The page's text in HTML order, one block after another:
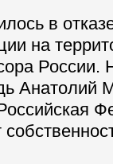
в
на
Анатолий